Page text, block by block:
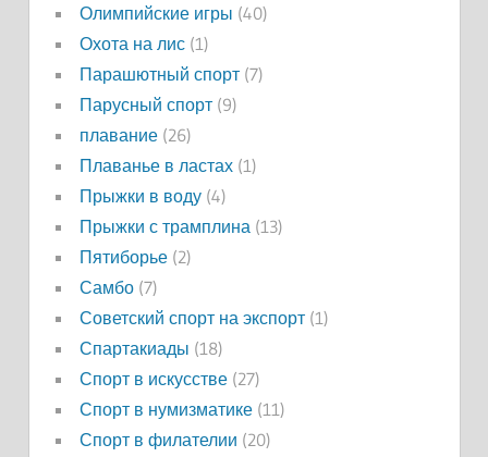
Олимпийские игры (40)
Охота на лис(1)
Парашютный спорт(7)
Парусный спорт(9)
плавание(26)
Плаванье в ластах(1)
Прыжки в воду(4)
Прыжки с трамплина (13)
Пятиборье(2)
Самбо(7)
Советский спорт на экспорт(1)
Спартакиады (18)
Спорт в искусстве(27)
Спорт в нумизматике(11)
Спорт в филателии (20)